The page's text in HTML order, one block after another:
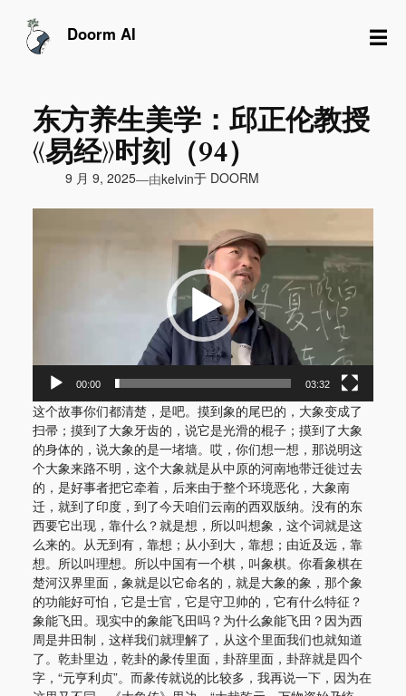
Doorm AI ☰
东方养生美学：邱正伦教授
《易经》时刻（94）
9 月 9, 2025—由kelvin于 DOORM
00:00 03:32
这个故事你们都清楚，是吧。摸到象的尾巴的，大象变成了
扫帚；摸到了大象牙齿的，说它是光滑的棍子；摸到了大象
的身体的，说大象的是一堵墙。哎，你们想一想，那说明这
个大象来路不明，这个大象就是从中原的河南地带迁徙过去
的，是好事者把它牵着，后来由于整个环境恶化，大象南
迁，就到了印度，到了今天咱们云南的西双版纳。没有的东
西要它出现，靠什么？就是想，所以叫想象，这个词就是这
么来的。从无到有，靠想；从小到大，靠想；由近及远，靠
想。所以叫理想。所以中国有一个棋，叫象棋。你看象棋在
楚河汉界里面，象就是以它命名的，就是大象的象，那个象
的功能好可怕，它是士官，它是守卫帅的，它有什么特征？
象能飞田。现实中的象能飞田吗？为什么象能飞田？因为西
周是井田制，这样我们就理解了，从这个里面我们也就知道
了。乾卦里边，乾卦的彖传里面，卦辞里面，卦辞就是四个
字，“元亨利贞”。而彖传就说的比较多，我再说一下，因为在